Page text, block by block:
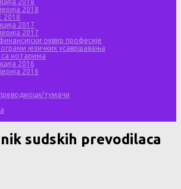
2018
2018
2017
2017
оквир професије
језичких усавршавања
са нотарима
2016
2016
тумачи
sudskih prevodilaca